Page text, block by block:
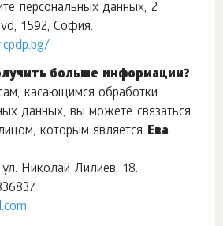
персональных данных, 2
1592, София.
больше информации?
касающимся обработки
данных, вы можете связаться
которым является Ева
Николай Лилиев, 18.